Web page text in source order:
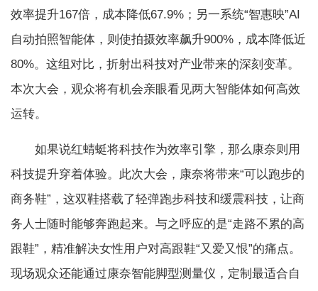
效率提升167倍，成本降低67.9%；另一系统“智惠映”AI
自动拍照智能体，则使拍摄效率飙升900%，成本降低近
80%。这组对比，折射出科技对产业带来的深刻变革。
本次大会，观众将有机会亲眼看见两大智能体如何高效
运转。
如果说红蜻蜓将科技作为效率引擎，那么康奈则用
科技提升穿着体验。此次大会，康奈将带来“可以跑步的
商务鞋”，这双鞋搭载了轻弹跑步科技和缓震科技，让商
务人士随时能够奔跑起来。与之呼应的是“走路不累的高
跟鞋”，精准解决女性用户对高跟鞋“又爱又恨”的痛点。
现场观众还能通过康奈智能脚型测量仪，定制最适合自